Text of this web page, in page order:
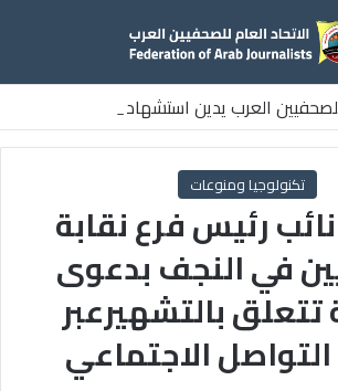
العرب يدين استشهاد
باستهداف إسرائيلي وسط قطاع غزة
تكنولوجيا ومنوعات
رئيس فرع نقابة
في النجف بدعوى
بالتشهيرعبر
الاجتماعي